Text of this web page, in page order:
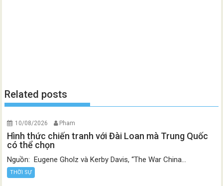
Related posts
10/08/2026 Pham
Hình thức chiến tranh với Đài Loan mà Trung Quốc
có thể chọn
Nguồn: Eugene Gholz và Kerby Davis, “The War China...
THỜI SỰ